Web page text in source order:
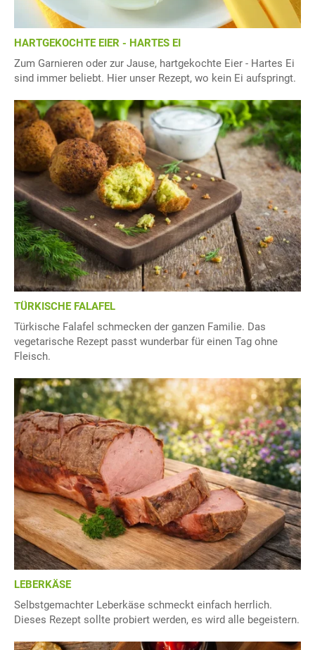
HARTGEKOCHTE EIER - HARTES EI
Zum Garnieren oder zur Jause, hartgekochte Eier - Hartes Ei
sind immer beliebt. Hier unser Rezept, wo kein Ei aufspringt.
TÜRKISCHE FALAFEL
Türkische Falafel schmecken der ganzen Familie. Das
vegetarische Rezept passt wunderbar für einen Tag ohne
Fleisch.
LEBERKÄSE
Selbstgemachter Leberkäse schmeckt einfach herrlich.
Dieses Rezept sollte probiert werden, es wird alle begeistern.